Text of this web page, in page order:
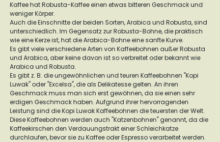
Kaffee hat Robusta-Kaffee einen etwas bitteren Geschmack und
weniger Körper.
Auch die Einschnitte der beiden Sorten, Arabica und Robusta, sind
unterschiedlich. Im Gegensatz zur Robusta-Bohne, die praktisch
wie eine Kerze ist, hat die Arabica-Bohne eine sanfte Kurve.
Es gibt viele verschiedene Arten von Kaffeebohnen außer Robusta
und Arabica, aber keine davon ist so verbreitet oder bekannt wie
Arabica und Robusta.
Es gibt z. B. die ungewöhnlichen und teuren Kaffeebohnen "Kopi
Luwak" oder "Excelsa", die als Delikatesse gelten. An ihren
Geschmack muss man sich erst gewöhnen, da sie einen sehr
erdigen Geschmack haben. Aufgrund ihrer hervorragenden
Leistung sind die Kopi Luwak Kaffeebohnen die teuersten der Welt.
Diese Kaffeebohnen werden auch "Katzenbohnen" genannt, da die
Kaffeekirschen den Verdauungstrakt einer Schleichkatze
durchlaufen, bevor sie zu Kaffee oder Espresso verarbeitet werden.